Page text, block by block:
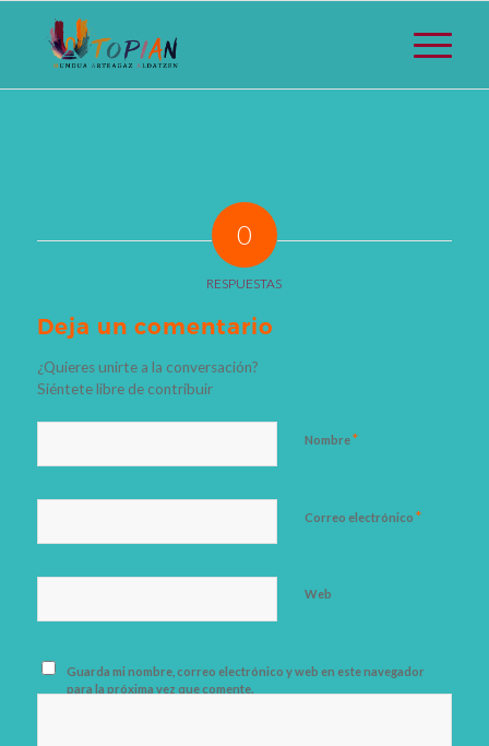
0
RESPUESTAS
Deja un comentario
¿Quieres unirte a la conversación?
Siéntete libre de contribuir
Nombre*
Correo electrónico *
Web
Guarda mi nombre, correo electrónico y web en este navegador
para la próxima vez que comente.